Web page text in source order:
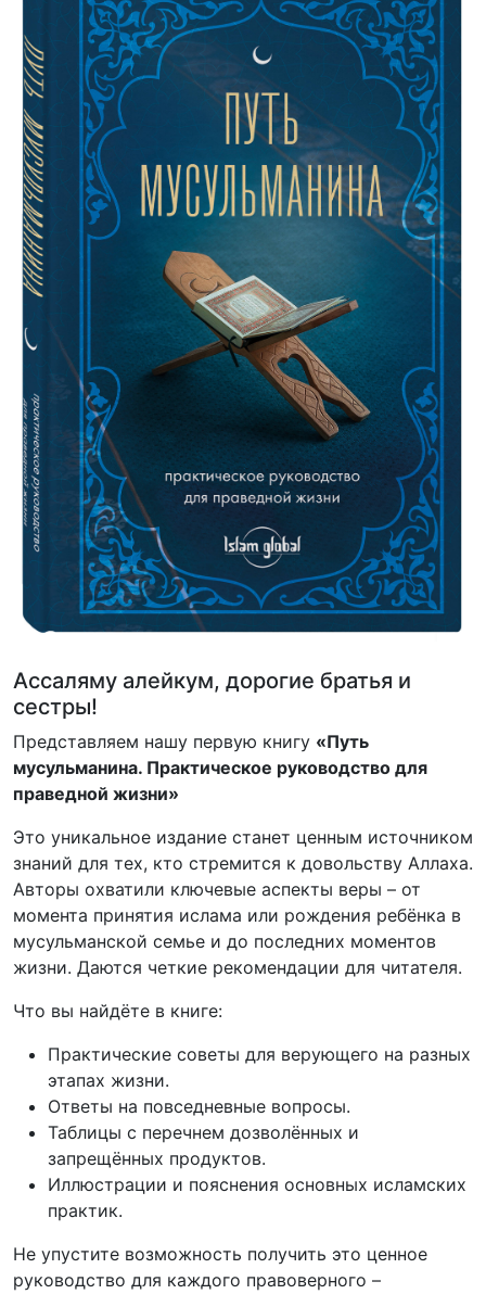
Ассаляму алейкум, дорогие братья и
сестры!
Представляем нашу первую книгу «Путь
мусульманина. Практическое руководство для
праведной жизни»
Это уникальное издание станет ценным источником
знаний для тех, кто стремится к довольству Аллаха.
Авторы охватили ключевые аспекты веры – от
момента принятия ислама или рождения ребёнка в
мусульманской семье и до последних моментов
жизни. Даются четкие рекомендации для читателя.
Что вы найдёте в книге:
Практические советы для верующего на разных
этапах жизни.
Ответы на повседневные вопросы.
Таблицы с перечнем дозволённых и
запрещённых продуктов.
Иллюстрации и пояснения основных исламских
практик.
Не упустите возможность получить это ценное
руководство для каждого правоверного –